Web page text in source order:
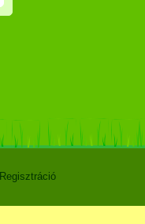
Regisztráció